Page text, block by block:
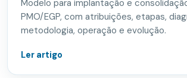
Modelo para implantação e
PMO/EGP, com atribuições, etapas,
metodologia, operação e evolução.
Ler artigo